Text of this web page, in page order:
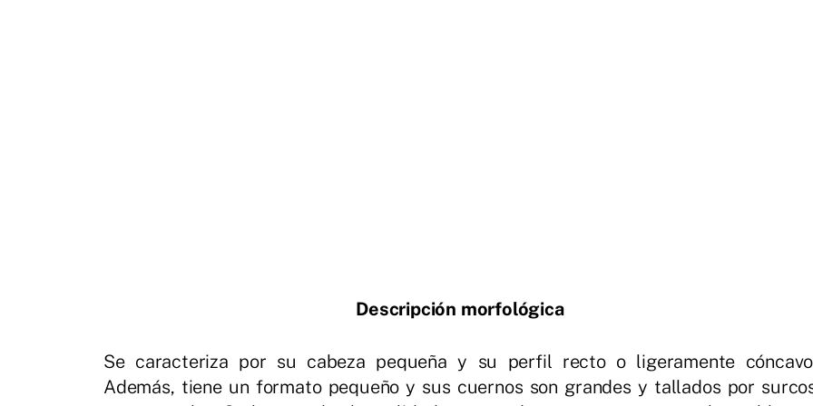
Descripción morfológica
Se caracteriza por su cabeza pequeña y su perfil recto o ligeramente
Además, tiene un formato pequeño y sus cuernos son grandes y tallados por